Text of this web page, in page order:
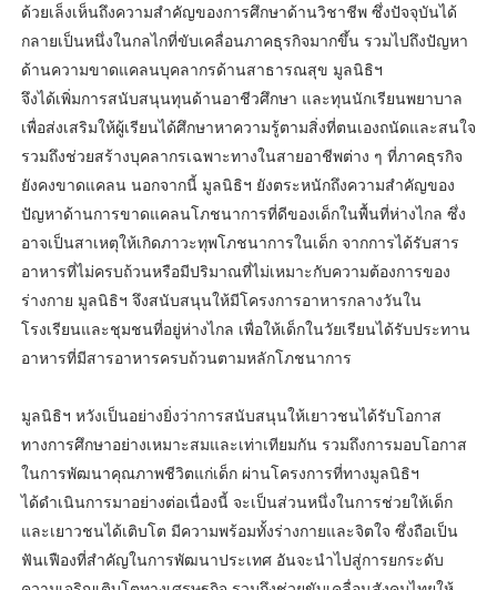
ด้วยเล็งเห็นถึงความสำคัญของการศึกษาด้านวิชาชีพ ซึ่งปัจจุบันได้
กลายเป็นหนึ่งในกลไกที่ขับเคลื่อนภาคธุรกิจมากขึ้น รวมไปถึงปัญหา
ด้านความขาดแคลนบุคลากรด้านสาธารณสุข มูลนิธิฯ
จึงได้เพิ่มการสนับสนุนทุนด้านอาชีวศึกษา และทุนนักเรียนพยาบาล
เพื่อส่งเสริมให้ผู้เรียนได้ศึกษาหาความรู้ตามสิ่งที่ตนเองถนัดและสนใจ
รวมถึงช่วยสร้างบุคลากรเฉพาะทางในสายอาชีพต่าง ๆ ที่ภาคธุรกิจ
ยังคงขาดแคลน นอกจากนี้ มูลนิธิฯ ยังตระหนักถึงความสำคัญของ
ปัญหาด้านการขาดแคลนโภชนาการที่ดีของเด็กในพื้นที่ห่างไกล ซึ่ง
อาจเป็นสาเหตุให้เกิดภาวะทุพโภชนาการในเด็ก จากการได้รับสาร
อาหารที่ไม่ครบถ้วนหรือมีปริมาณที่ไม่เหมาะกับความต้องการของ
ร่างกาย มูลนิธิฯ จึงสนับสนุนให้มีโครงการอาหารกลางวันใน
โรงเรียนและชุมชนที่อยู่ห่างไกล เพื่อให้เด็กในวัยเรียนได้รับประทาน
อาหารที่มีสารอาหารครบถ้วนตามหลักโภชนาการ
มูลนิธิฯ หวังเป็นอย่างยิ่งว่าการสนับสนุนให้เยาวชนได้รับโอกาส
ทางการศึกษาอย่างเหมาะสมและเท่าเทียมกัน รวมถึงการมอบโอกาส
ในการพัฒนาคุณภาพชีวิตแก่เด็ก ผ่านโครงการที่ทางมูลนิธิฯ
ได้ดำเนินการมาอย่างต่อเนื่องนี้ จะเป็นส่วนหนึ่งในการช่วยให้เด็ก
และเยาวชนได้เติบโต มีความพร้อมทั้งร่างกายและจิตใจ ซึ่งถือเป็น
ฟันเฟืองที่สำคัญในการพัฒนาประเทศ อันจะนำไปสู่การยกระดับ